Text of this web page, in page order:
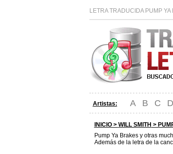
LETRA TRADUCIDA PUMP
Artistas: A B C D
INICIO > WILL SMITH >
Pump Ya Brakes y otras
Además de la letra de la